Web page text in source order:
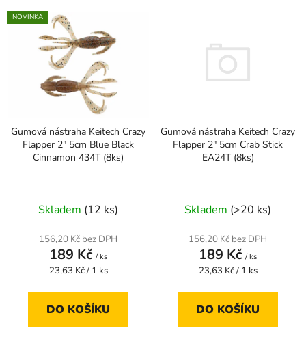
p
ů
V
ý
o
NOVINKA
Gumová nástraha Keitech Crazy
Flapper 2" 5cm Blue Black
Cinnamon 434T (8ks)
Skladem (12 ks)
156,20 Kč bez DPH
189 Kč / ks
Měrná
23,63 Kč / 1 ks
DO KOŠÍKU
Gumová nástraha Keitech Crazy
Flapper 2" 5cm Crab Stick
EA24T (8ks)
Skladem (>20 ks)
156,20 Kč bez DPH
189 Kč / ks
Měrná
23,63 Kč / 1 ks
DO KOŠÍKU